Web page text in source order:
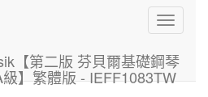
Toggle